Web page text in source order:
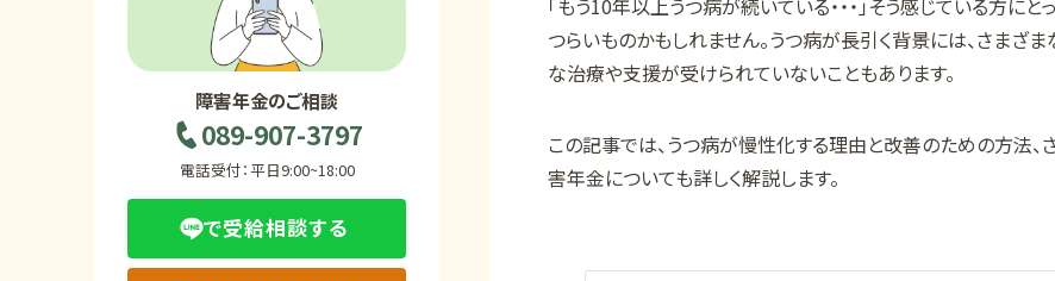
障害年金の基礎知識
障害年金の金額
「もう10年以上うつ病が続いている・・・」そう感じている方に
つらいものかもしれません。うつ病が長引く背景には、さまざ
な治療や支援が受けられていないこともあります。
この記事では、うつ病が慢性化する理由と改善のための方法、
害年金についても詳しく解説します。
障害年金のご相談
089-907-3797
電話受付：平日9:00~18:00
で受給相談する